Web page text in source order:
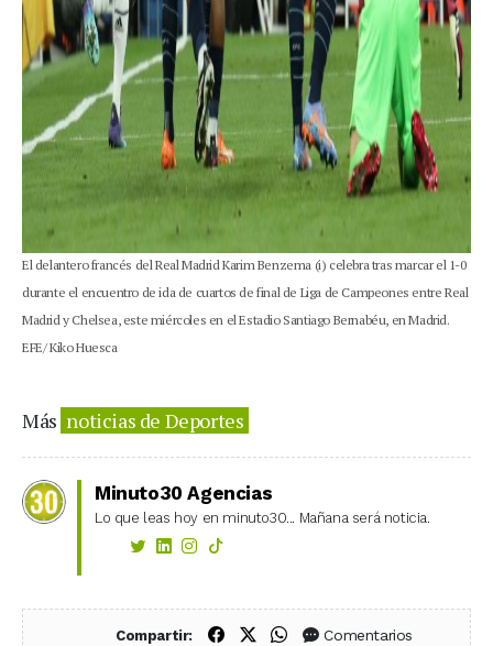
El delantero francés del Real Madrid Karim Benzema (i) celebra tras marcar el 1-0
durante el encuentro de ida de cuartos de final de Liga de Campeones entre Real
Madrid y Chelsea, este miércoles en el Estadio Santiago Bernabéu, en Madrid.
EFE/ Kiko Huesca
Más noticias de Deportes
Minuto30 Agencias
Lo que leas hoy en minuto30... Mañana será noticia.
Compartir: Compartir en Facebook
Compartir en X (Twitter)
Compartir en WhatsApp
Comentarios